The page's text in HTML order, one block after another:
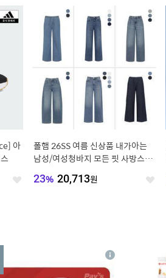
아
좋
폴햄 26SS 여름 신상품 내가아는
남성/여성청바지 모든 핏 사방스판
23% 20,713원 좋
상
세